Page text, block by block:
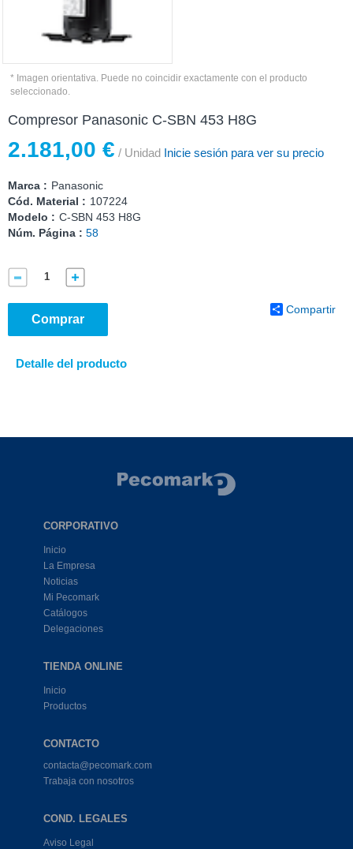
* Imagen orientativa. Puede no coincidir exactamente con el producto
seleccionado.
Compresor Panasonic C-SBN 453 H8G
2.181,00 € / Unidad Inicie sesión para ver su precio
Marca : Panasonic
Cód. Material : 107224
Modelo : C-SBN 453 H8G
Núm. Página : 58
Comprar
Compartir
Detalle del producto
CORPORATIVO
Inicio
La Empresa
Noticias
Mi Pecomark
Catálogos
Delegaciones
TIENDA ONLINE
Inicio
Productos
CONTACTO
contacta@pecomark.com
Trabaja con nosotros
COND. LEGALES
Aviso Legal